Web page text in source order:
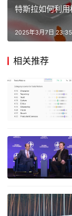
特斯拉如何利
2025年3月7日 23:35
相关推荐